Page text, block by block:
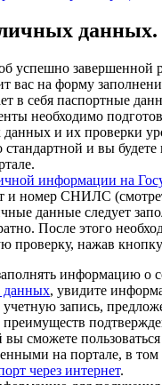
данных.
успешно завершенной
вас на форму
в себя паспортные
необходимо
и их проверки
стандартной и вы
и номер СНИЛС
данные следует
После этого
проверку, нажав
информацию о
данных, увидите
запись,
вы сможете
на портале, в том
через интернет.